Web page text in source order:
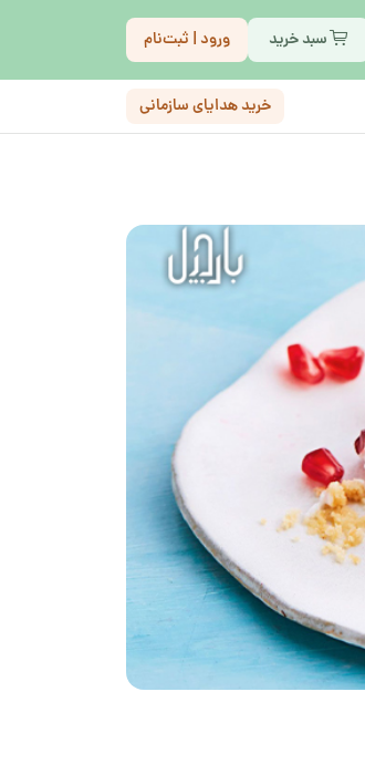
سبد خرید ورود | ثبت‌نام
خرید هدایای سازمانی